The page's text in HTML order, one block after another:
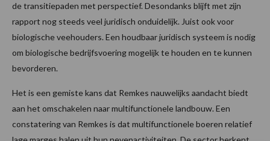
de transitiepaden met perspectief. Desondanks blijft met zijn
rapport nog steeds veel juridisch onduidelijk. Juist ook voor
biologische veehouders. Een houdbaar juridisch systeem is nodig
om biologische bedrijfsvoering mogelijk te houden en te kunnen
bevorderen.
Het is een gemiste kans dat Remkes nauwelijks aandacht biedt
aan het omschakelen naar multifunctionele landbouw. Een
constatering van Remkes is dat multifunctionele boeren relatief